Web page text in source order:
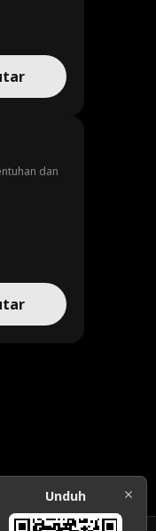
dan
Unduh